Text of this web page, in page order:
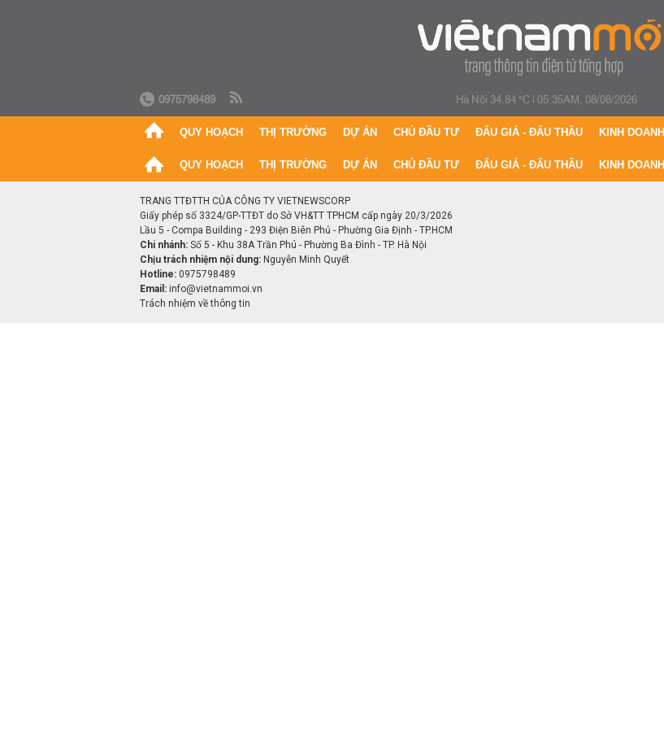
0975798489 Hà Nội 34.84 °C|05:35AM, 08/08/2026
QUY HOẠCH THỊ TRƯỜNG DỰ ÁN CHỦ ĐẦU TƯ ĐẤU GIÁ - ĐẤU THẦU KINH DOANH
QUY HOẠCH THỊ TRƯỜNG DỰ ÁN CHỦ ĐẦU TƯ ĐẤU GIÁ - ĐẤU THẦU KINH DOANH
TRANG TTĐTTH CỦA CÔNG TY VIETNEWSCORP
Giấy phép số 3324/GP-TTĐT do Sở VH&TT TPHCM cấp ngày 20/3/2026
Lầu 5 - Compa Building - 293 Điện Biên Phủ - Phường Gia Định - TP.HCM
Chi nhánh: Số 5 - Khu 38A Trần Phú - Phường Ba Đình - TP. Hà Nội
Chịu trách nhiệm nội dung: Nguyễn Minh Quyết
Hotline: 0975798489
Email: info@vietnammoi.vn
Trách nhiệm về thông tin